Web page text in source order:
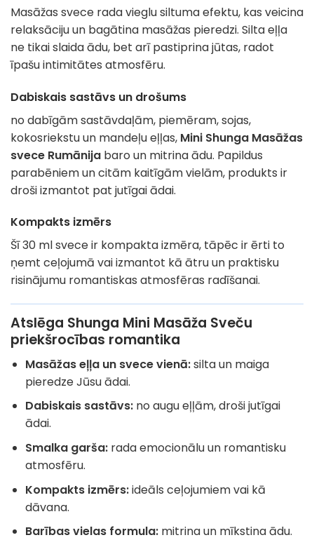
Masāžas svece rada vieglu siltuma efektu, kas veicina
relaksāciju un bagātina masāžas pieredzi. Silta eļļa
ne tikai slaida ādu, bet arī pastiprina jūtas, radot
īpašu intimitātes atmosfēru.
Dabiskais sastāvs un drošums
no dabīgām sastāvdaļām, piemēram, sojas,
kokosriekstu un mandeļu eļļas, Mini Shunga Masāžas
svece Rumānija baro un mitrina ādu. Papildus
parabēniem un citām kaitīgām vielām, produkts ir
droši izmantot pat jutīgai ādai.
Kompakts izmērs
Šī 30 ml svece ir kompakta izmēra, tāpēc ir ērti to
ņemt ceļojumā vai izmantot kā ātru un praktisku
risinājumu romantiskas atmosfēras radīšanai.
Atslēga Shunga Mini Masāža Sveču
priekšrocības romantika
Masāžas eļļa un svece vienā:silta un maiga
pieredze Jūsu ādai.
Dabiskais sastāvs:no augu eļļām, droši jutīgai
ādai.
Smalka garša:rada emocionālu un romantisku
atmosfēru.
Kompakts izmērs:ideāls ceļojumiem vai kā
dāvana.
Barības vielas formula:mitrina un mīkstina ādu.